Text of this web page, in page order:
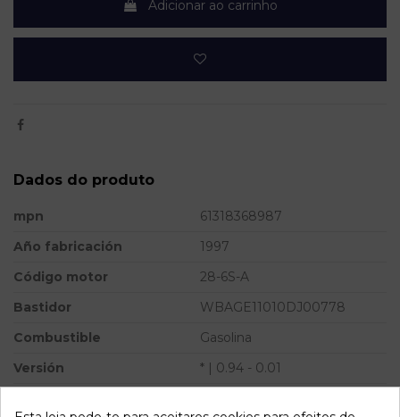
Adicionar ao carrinho
Dados do produto
mpn
61318368987
Año fabricación
1997
Código motor
28-6S-A
Bastidor
WBAGE11010DJ00778
Combustible
Gasolina
Versión
* | 0.94 - 0.01